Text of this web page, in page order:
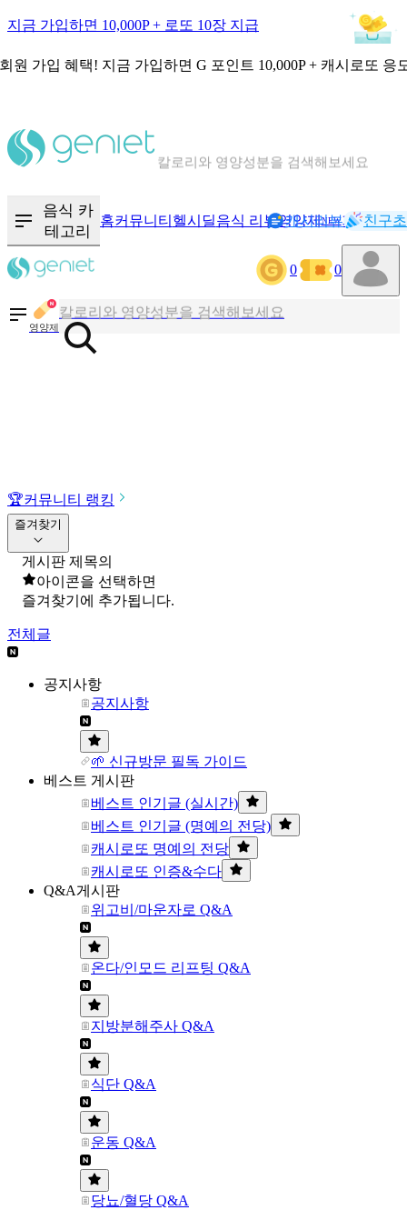
지금 가입하면 10,000P + 로또 10장 지급
원 가입 혜택! 지금 가입하면 G 포인트 10,000P + 캐시로또 응
혈당 · 다이어트 음식 검색해보세요
음식 카
테고리
홈커뮤니티 헬시딜음식 리뷰영양제NEW기록
캐시리뷰 친구
0 0
영양제
칼로리와 영양성분을 검색해보세요
혈당 · 다이어트 음식 검색해보세요
음식 · 영양제 리뷰를 찾아보세요
🏆커뮤니티 랭킹
즐겨찾기
게시판 제목의
아이콘을 선택하면
즐겨찾기에 추가됩니다.
전체글
공지사항
공지사항
🌱 신규방문 필독 가이드
베스트 게시판
베스트 인기글 (실시간)
베스트 인기글 (명예의 전당)
캐시로또 명예의 전당
캐시로또 인증&수다
Q&A게시판
위고비/마운자로 Q&A
온다/인모드 리프팅 Q&A
지방분해주사 Q&A
식단 Q&A
운동 Q&A
당뇨/혈당 Q&A